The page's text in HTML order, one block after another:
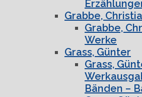
Grabbe,
Grabbe,
Werke
Grass, Günter
Grass,
Bänden –